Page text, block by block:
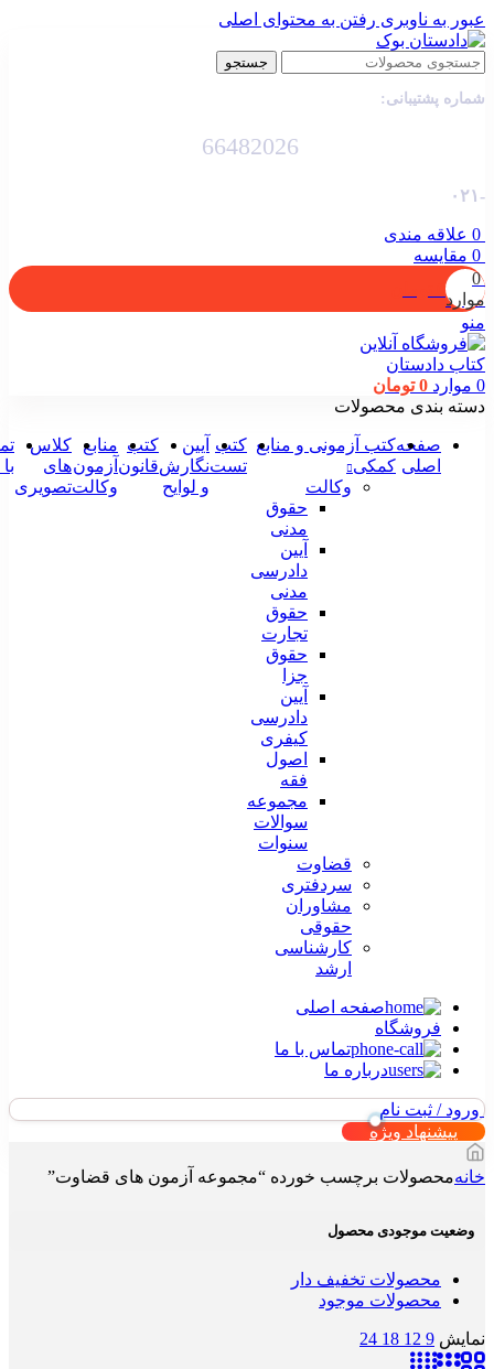
عبور به ناوبری رفتن به محتوای اصلی
جستجو
شماره پشتیبانی:
66482026
-۰۲۱
0 علاقه مندی
0 مقایسه
0
موارد
منو
0 موارد 0 تومان
دسته بندی محصولات
صفحه
اصلی
کتب آزمونی و منابع
کمکی
وکالت
حقوق
مدنی
آیین
دادرسی
مدنی
حقوق
تجارت
حقوق
جزا
آیین
دادرسی
کیفری
اصول
فقه
مجموعه
سوالات
سنوات
قضاوت
سردفتری
مشاوران
حقوقی
کارشناسی
ارشد
کتب
تست
آیین
نگارش
و لوایح
کتب
قانون
منابع
آزمون
وکالت
کلاس
های
تصویری
صفحه اصلی
فروشگاه
تماس با ما
درباره ما
ورود / ثبت نام
پیشنهاد ویژه
خانهمحصولات برچسب خورده “مجموعه آزمون های قضاوت”
وضعیت موجودی محصول
محصولات تخفیف دار
محصولات موجود
نمایش 9
12
18
24